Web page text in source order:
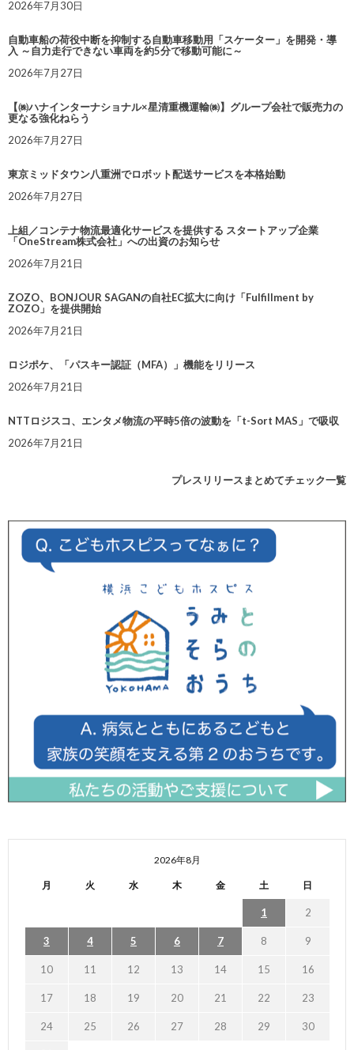
2026年7月30日
自動車船の荷役中断を抑制する自動車移動用「スケーター」を開発・導
入 ～自力走行できない車両を約5分で移動可能に～
2026年7月27日
【㈱ハナインターナショナル×星清重機運輸㈱】グループ会社で販売力の
更なる強化ねらう
2026年7月27日
東京ミッドタウン八重洲でロボット配送サービスを本格始動
2026年7月27日
上組／コンテナ物流最適化サービスを提供する スタートアップ企業
「OneStream株式会社」への出資のお知らせ
2026年7月21日
ZOZO、BONJOUR SAGANの自社EC拡大に向け「Fulfillment by
ZOZO」を提供開始
2026年7月21日
ロジポケ、「パスキー認証（MFA）」機能をリリース
2026年7月21日
NTTロジスコ、エンタメ物流の平時5倍の波動を「t-Sort MAS」で吸収
2026年7月21日
プレスリリースまとめてチェック一覧
2026年8月
月 火 水 木 金 土 日
1 2
3 4 5 6 7 8 9
10 11 12 13 14 15 16
17 18 19 20 21 22 23
24 25 26 27 28 29 30